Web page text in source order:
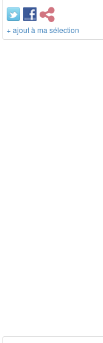
+ ajout à ma sélection